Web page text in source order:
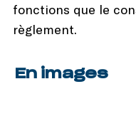
fonctions que le
règlement.
En images